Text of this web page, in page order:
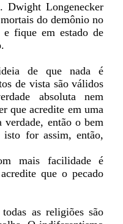
Dwight Longenecker
do demônio no
e fique em estado de
de que nada é
de vista são válidos
absoluta nem
que acredite em uma
então o bem
for assim, então,
mais facilidade é
que o pecado
as religiões são